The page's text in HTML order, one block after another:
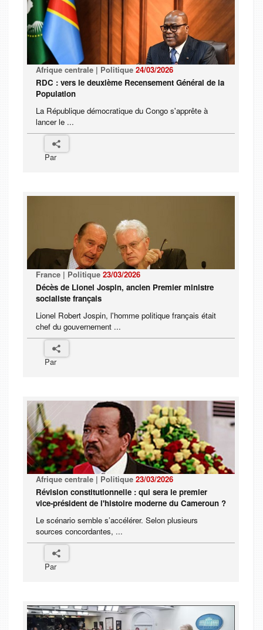
Afrique centrale | Politique 24/03/2026
RDC : vers le deuxième Recensement Général de la
Population
La République démocratique du Congo s'apprête à
lancer le ...
Par
France | Politique 23/03/2026
Décès de Lionel Jospin, ancien Premier ministre
socialiste français
Lionel Robert Jospin, l'homme politique français était
chef du gouvernement ...
Par
Afrique centrale | Politique 23/03/2026
Révision constitutionnelle : qui sera le premier
vice-président de l'histoire moderne du Cameroun ?
Le scénario semble s’accélérer. Selon plusieurs
sources concordantes, ...
Par